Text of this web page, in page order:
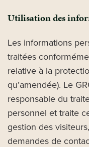
Utilisation des
Les informations
traitées
relative à la
qu’amendée). Le
responsable du
personnel et traite
gestion des
demandes de